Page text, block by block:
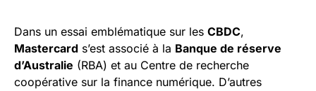
Dans un essai emblématique sur les CBDC,
Mastercard s’est associé à la Banque de réserve
d’Australie (RBA) et au Centre de recherche
coopérative sur la finance numérique. D’autres